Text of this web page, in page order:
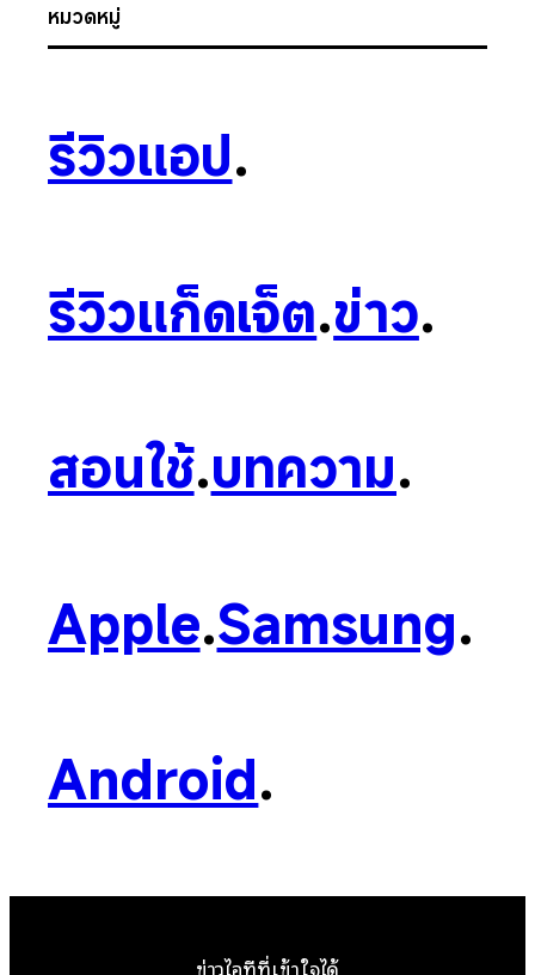
หมวดหมู่
รีวิวแอป.
รีวิวแก็ดเจ็ต.ข่าว.
สอนใช้.บทความ.
Apple.Samsung.
Android.
ข่าวไอทีที่เข้าใจได้